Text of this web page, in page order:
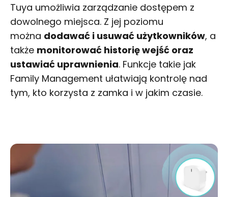
Tuya umożliwia zarządzanie dostępem z
dowolnego miejsca. Z jej poziomu
można dodawać i usuwać użytkowników, a
także monitorować historię wejść oraz
ustawiać uprawnienia. Funkcje takie jak
Family Management ułatwiają kontrolę nad
tym, kto korzysta z zamka i w jakim czasie.